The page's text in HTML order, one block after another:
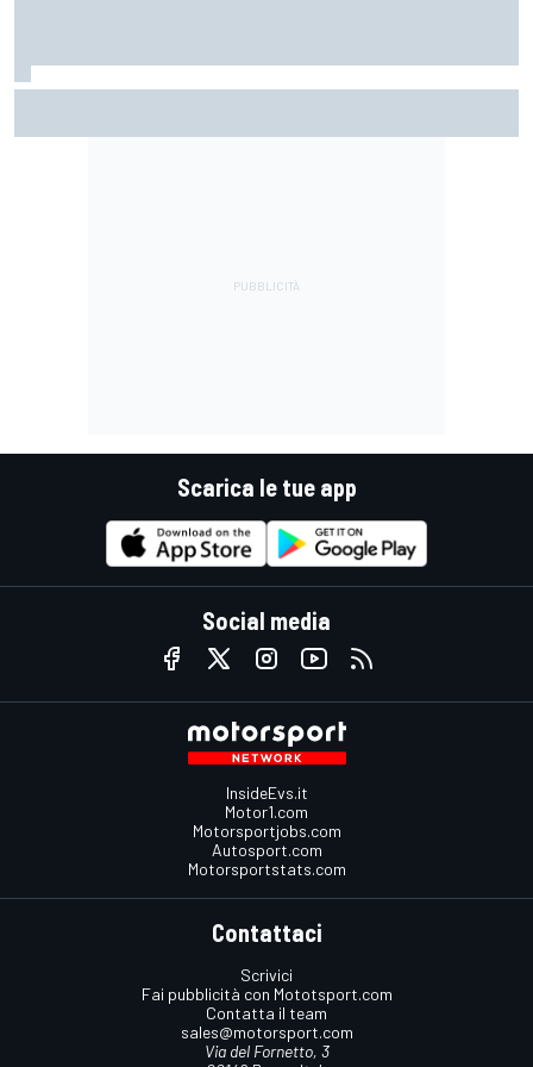
Scarica le tue app
Social media
InsideEvs.it
Motor1.com
Motorsportjobs.com
Autosport.com
Motorsportstats.com
Contattaci
Scrivici
Fai pubblicità con Mototsport.com
Contatta il team
sales@motorsport.com
Via del Fornetto, 3